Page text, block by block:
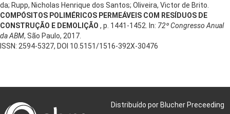
da; Rupp, Nicholas Henrique dos Santos; Oliveira, Victor de Brito.
COMPÓSITOS POLIMÉRICOS PERMEÁVEIS COM RESÍDUOS DE
CONSTRUÇÃO E DEMOLIÇÃO , p. 1441-1452. In: 72º Congresso Anual
da ABM, São Paulo, 2017.
ISSN: 2594-5327, DOI 10.5151/1516-392X-30476
Distribuído por Blucher Preceeding